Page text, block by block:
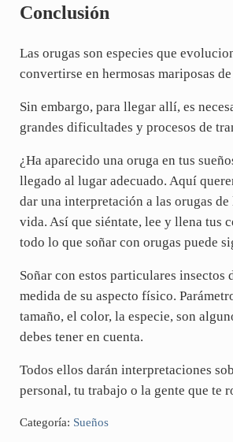
Conclusión
Las orugas son especies que
convertirse en hermosas mariposas
Sin embargo, para llegar allí, es
grandes dificultades y procesos de
¿Ha aparecido una oruga en tus
llegado al lugar adecuado. Aquí
dar una interpretación a las orugas de
vida. Así que siéntate, lee y llena tus
todo lo que soñar con orugas puede
Soñar con estos particulares insectos
medida de su aspecto físico.
tamaño, el color, la especie, son
debes tener en cuenta.
Todos ellos darán interpretaciones
personal, tu trabajo o la gente que te
Categoría: Sueños